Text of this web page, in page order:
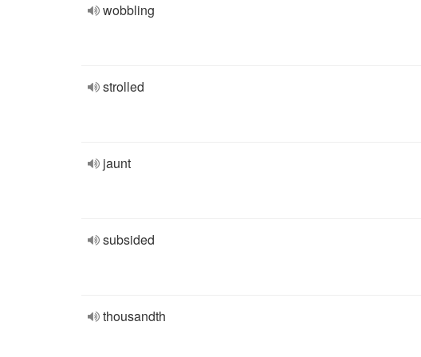
wobbling
strolled
jaunt
subsided
thousandth